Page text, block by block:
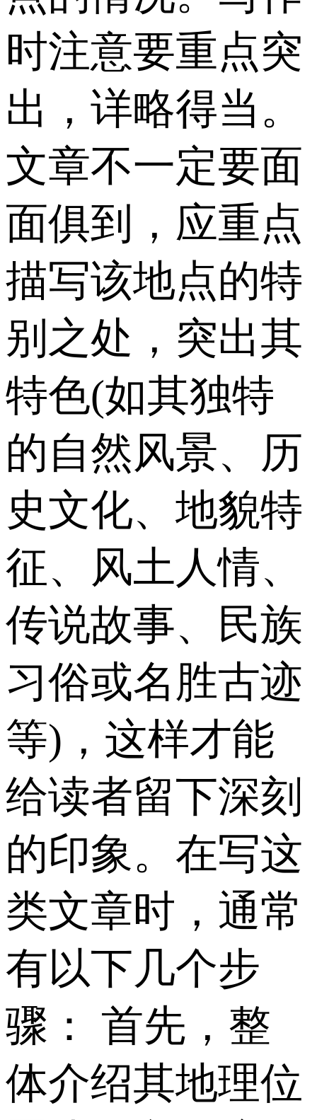
时注意要重点突
出，详略得当。
文章不一定要面
面俱到，应重点
描写该地点的特
别之处，突出其
特色(如其独特
的自然风景、历
史文化、地貌特
征、风土人情、
传说故事、民族
习俗或名胜古迹
等)，这样才能
给读者留下深刻
的印象。在写这
类文章时，通常
有以下几个步
骤： 首先，整
体介绍其地理位